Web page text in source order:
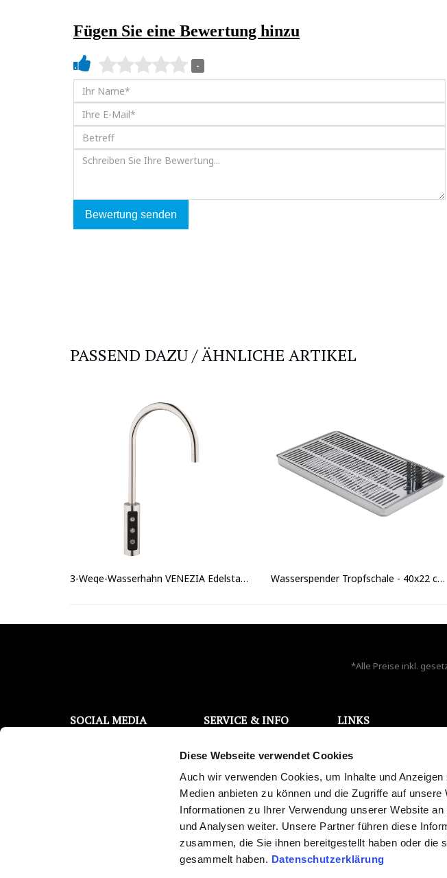
Diese Webseite verwendet Cookies
Auch wir verwenden Cookies, um Inhalte und
Medien anbieten zu können und die Zugriffe auf
Informationen zu Ihrer Verwendung unserer Website
und Analysen weiter. Unsere Partner führen diese
zusammen, die Sie ihnen bereitgestellt haben oder die
gesammelt haben. Datenschutzerklärung
Fügen Sie eine Bewertung hinzu
-
Bewertung senden
PASSEND DAZU / ÄHNLICHE ARTIKEL
3-Wege-Wasserhahn VENEZIA Edelstahl-Optik Wasserspender Tropfschale - 40x22 cm ohne Ablauf
*Alle Preise inkl.
SOCIAL MEDIA SERVICE & INFO
Kontaktanfrage
Kostenloser Wassertest
Trinkwasser Broschüre
Reklamations-/
Newsletter abonnieren
Medienberichte
Ersparnisrechner
LINKS
AGB
Datenschutz
Impressum
Karriere
Blog
Widerrufsrecht
Versand und Zahlung